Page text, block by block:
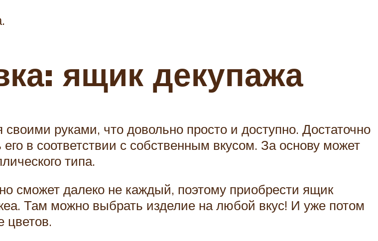
ящик декупажа
своими руками, что довольно просто и доступно. Достаточно
в соответствии с собственным вкусом. За основу может
типа.
сможет далеко не каждый, поэтому приобрести ящик
Там можно выбрать изделие на любой вкус! И уже потом
цветов.